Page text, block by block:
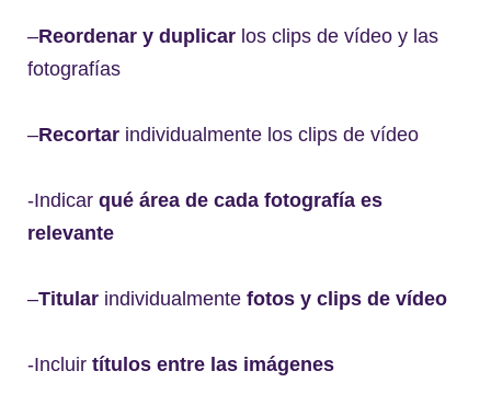
–Reordenar y duplicar los clips de vídeo y las
fotografías
–Recortar individualmente los clips de vídeo
-Indicar qué área de cada fotografía es
relevante
–Titular individualmente fotos y clips de vídeo
-Incluir títulos entre las imágenes